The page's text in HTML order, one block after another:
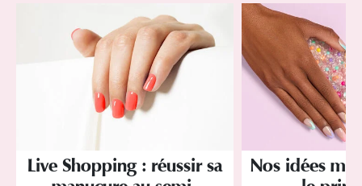
Live Shopping : réussir sa
Nos idées